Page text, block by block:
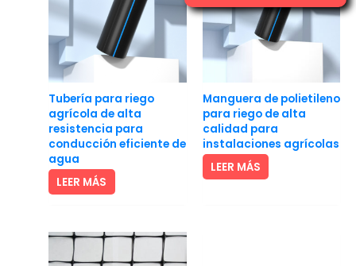
Tubería para riego
agrícola de alta
resistencia para
conducción eficiente de
agua
LEER MÁS
Manguera de polietileno
para riego de alta
calidad para
instalaciones agrícolas
LEER MÁS